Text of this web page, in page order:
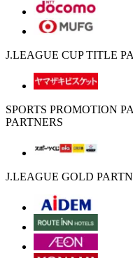
J.LEAGUE CUP TITLE
SPORTS PROMOTION
PARTNERS
J.LEAGUE GOLD